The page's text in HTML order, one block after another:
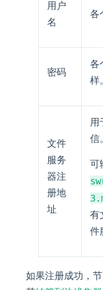
用户
名
各
密码
各
样
文件
服务
器注
册地
址
用
信
可
有
件
如果注册成功，